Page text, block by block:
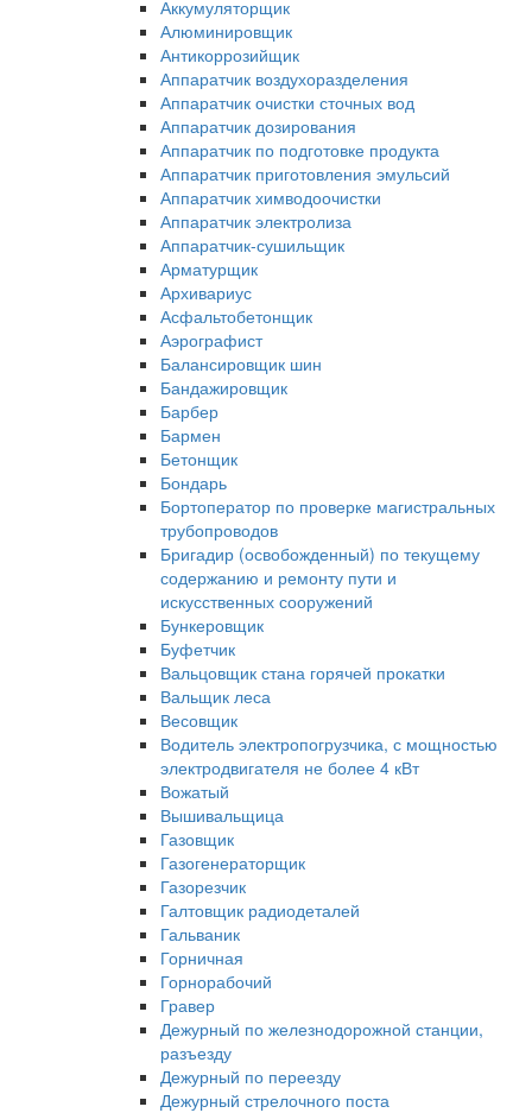
Аккумуляторщик
Алюминировщик
Антикоррозийщик
Аппаратчик воздухоразделения
Аппаратчик очистки сточных вод
Аппаратчик дозирования
Аппаратчик по подготовке продукта
Аппаратчик приготовления эмульсий
Аппаратчик химводоочистки
Аппаратчик электролиза
Аппаратчик-сушильщик
Арматурщик
Архивариус
Асфальтобетонщик
Аэрографист
Балансировщик шин
Бандажировщик
Барбер
Бармен
Бетонщик
Бондарь
Бортоператор по проверке магистральных
трубопроводов
Бригадир (освобожденный) по текущему
содержанию и ремонту пути и
искусственных сооружений
Бункеровщик
Буфетчик
Вальцовщик стана горячей прокатки
Вальщик леса
Весовщик
Водитель электропогрузчика, с мощностью
электродвигателя не более 4 кВт
Вожатый
Вышивальщица
Газовщик
Газогенераторщик
Газорезчик
Галтовщик радиодеталей
Гальваник
Горничная
Горнорабочий
Гравер
Дежурный по железнодорожной станции,
разъезду
Дежурный по переезду
Дежурный стрелочного поста